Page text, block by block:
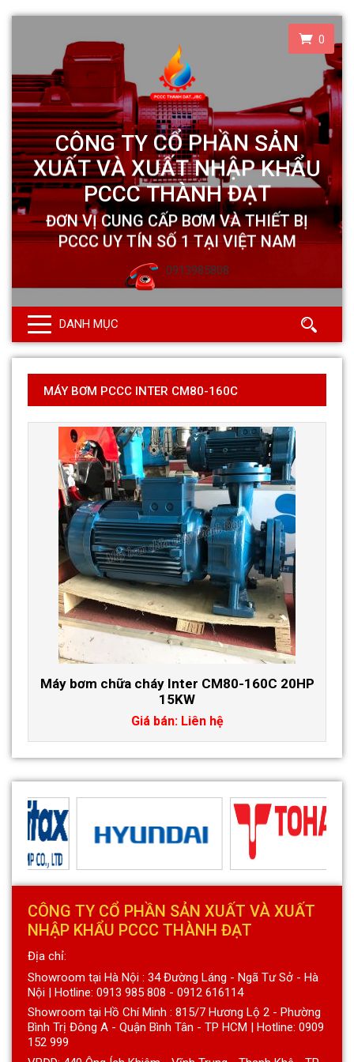
0
0913985808
DANH MỤC
MÁY BƠM PCCC INTER CM80-160C
Máy bơm chữa cháy Inter CM80-160C 20HP
15KW
Giá bán: Liên hệ
CÔNG TY CỔ PHẦN SẢN XUẤT VÀ XUẤT
NHẬP KHẨU PCCC THÀNH ĐẠT
Địa chỉ:
Showroom tại Hà Nội : 34 Đường Láng - Ngã Tư Sở - Hà
Nội | Hotline: 0913 985 808 - 0912 616114
Showroom tại Hồ Chí Minh : 815/7 Hương Lộ 2 - Phường
Bình Trị Đông A - Quận Bình Tân - TP HCM | Hotline: 0909
152 999